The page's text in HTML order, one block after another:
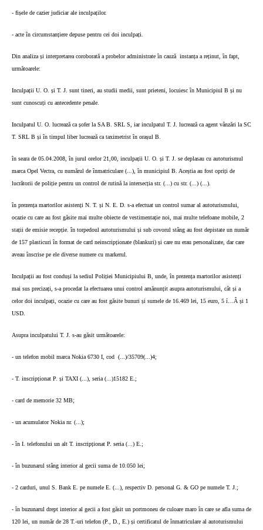
- fișele de cazier judiciar ale inculpaților.
- acte în circumstanțiere depuse pentru cei doi inculpați.
Din analiza și interpretarea coroborată a probelor administrate în cauză instanța a reținut, în fapt,
următoarele:
Inculpații U. O. și T. J. sunt tineri, au studii medii, sunt prieteni, locuiesc în Municipiul B și nu
sunt cunoscuți cu antecedente penale.
Inculpatul U. O. lucrează ca șofer la SA B. SRL S, iar inculpatul T. J. lucrează ca agent vânzări la SC
T. SRL B și în timpul liber lucrează ca taximetrist în orașul B.
în seara de 05.04.2008, în jurul orelor 21,00, inculpații U. O. și T. J. se deplasau cu autoturismul
marca Opel Vectra, cu numărul de înmatriculare (...), în municipiul B. Aceștia au fost opriți de
lucrătorii de poliție pentru un control de rutină la intersecția str. (...) cu str. (...) (...).
în prezența martorilor asistenți N. T. și N. E. D. s-a efectuat un control sumar al autoturismului,
ocazie cu care au fost găsite mai multe obiecte de vestimentație noi, mai multe telefoane mobile, 2
stații de emisie recepție. în torpedoul autoturismului și sub covorul stâng au fost depistate un număr
de 157 plasticuri în format de card neinscripționate (blankuri) și care nu erau personalizate, dar care
aveau înscrise pe ele diverse numere cu markerul.
Inculpații au fost conduși la sediul Poliției Municipiului B, unde, în prezența martorilor asistenți
mai sus precizați, s-a procedat la efectuarea unui control amănunțit asupra autoturismului, cât și a
celor doi inculpați, ocazie cu care au fost găsite bunuri și sumele de 16.469 lei, 15 euro, 5 í…Â și 1
USD.
Asupra inculpatului T. J. s-au găsit următoarele:
- un telefon mobil marca Nokia 6730 I, cod (...)/35709(...)4;
- T. inscripționat P. și TAXI (...), seria (...)15182 E.;
- card de memorie 32 MB;
- un acumulator Nokia nr. (...);
- în I. telefonului un alt T. inscripționat P. seria (...) E.;
- în buzunarul stâng interior al gecii suma de 10.050 lei;
- 2 carduri, unul S. Bank E. pe numele E. (...), respectiv D. personal G. & GO pe numele T. J.;
- în buzunarul drept interior al gecii a fost găsit un portmoneu de culoare maro în care se afla suma de
120 lei, un număr de 28 T.-uri telefon (P., D., E.) și certificatul de înmatriculare al autoturismului